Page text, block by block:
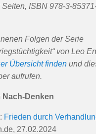
ISBN 978-3-
Folgen der Serie
von Leo
Übersicht findenund
aufrufen.
Denken
Frieden durch
27.02.2024